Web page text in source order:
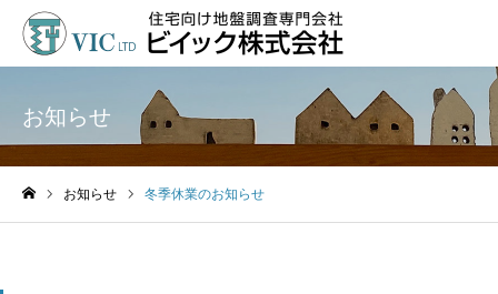
お知らせ
お知らせ 冬季休業のお知らせ